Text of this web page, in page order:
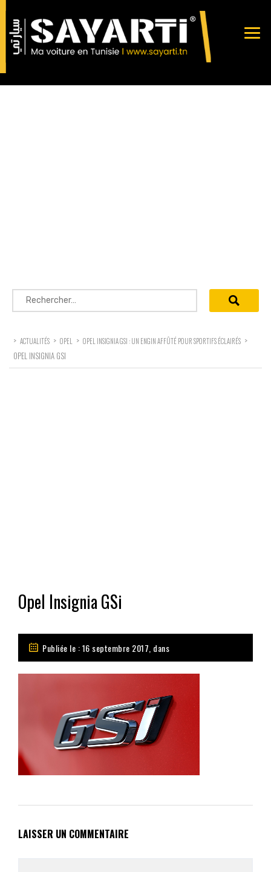
Rechercher :
> ACTUALITÉS > OPEL > OPEL INSIGNIA GSI : UN ENGIN AFFÛTÉ POUR SPORTIFS ÉCLAIRÉS >
OPEL INSIGNIA GSI
Opel Insignia GSi
Publiée le : 16 septembre 2017, dans
LAISSER UN COMMENTAIRE